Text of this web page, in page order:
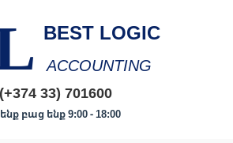
BEST LOGIC
ACCOUNTING
(+374 33) 701600
բաց ենք 9:00 - 18:00